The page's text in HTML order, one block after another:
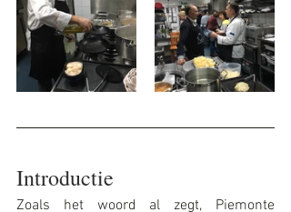
Introductie
Zoals het woord al zegt, Piemonte